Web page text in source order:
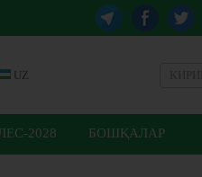
UZ
2028 БОШҚАЛАР